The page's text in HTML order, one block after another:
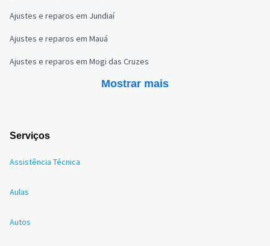
Ajustes e reparos em Jundiaí
Ajustes e reparos em Mauá
Ajustes e reparos em Mogi das Cruzes
Mostrar mais
Serviços
Assistência Técnica
Aulas
Autos